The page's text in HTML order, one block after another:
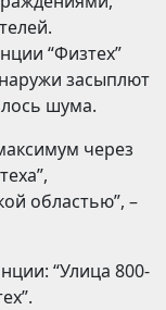
“Физтех”
засыплют
шума.
через
областью”, –
“Улица 800-